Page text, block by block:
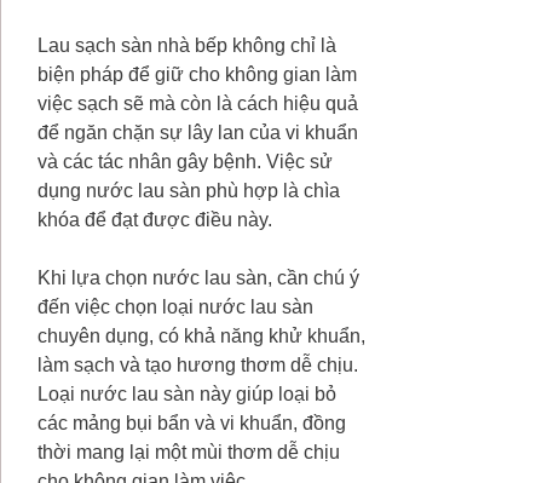
Lau sạch sàn nhà bếp không chỉ là
biện pháp để giữ cho không gian làm
việc sạch sẽ mà còn là cách hiệu quả
để ngăn chặn sự lây lan của vi khuẩn
và các tác nhân gây bệnh. Việc sử
dụng nước lau sàn phù hợp là chìa
khóa để đạt được điều này.
Khi lựa chọn nước lau sàn, cần chú ý
đến việc chọn loại nước lau sàn
chuyên dụng, có khả năng khử khuẩn,
làm sạch và tạo hương thơm dễ chịu.
Loại nước lau sàn này giúp loại bỏ
các mảng bụi bẩn và vi khuẩn, đồng
thời mang lại một mùi thơm dễ chịu